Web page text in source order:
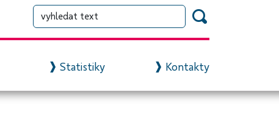
Statistiky Kontakty